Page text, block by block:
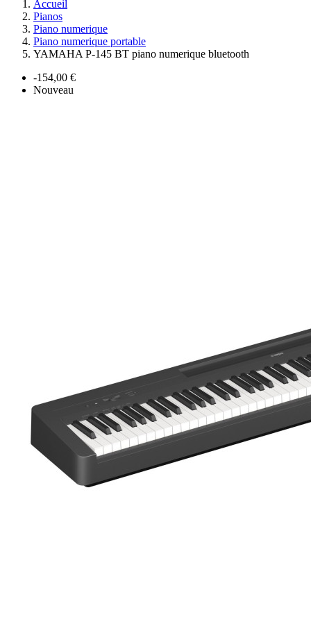
Accueil
Pianos
Piano numerique
Piano numerique portable
YAMAHA P-145 BT piano numerique bluetooth
-154,00 €
Nouveau